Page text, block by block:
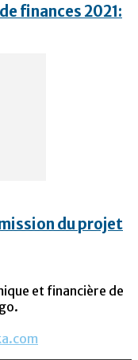
finances 2021:
du projet
et financière de